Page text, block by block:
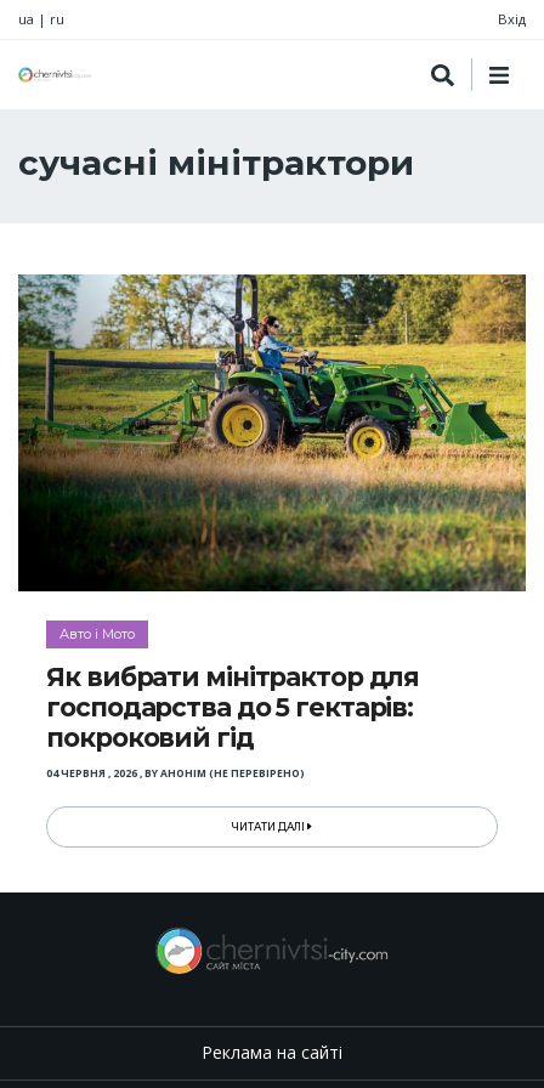
ua | ru Вхід
сучасні мінітрактори
Авто і Мото
Як вибрати мінітрактор для
господарства до 5 гектарів:
покроковий гід
04 ЧЕРВНЯ , 2026,BYАНОНІМ (НЕ ПЕРЕВІРЕНО)
ЧИТАТИ ДАЛІ
Реклама на сайті